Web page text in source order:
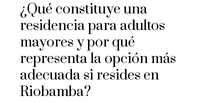
¿Qué constituye una
residencia para adultos
mayores y por qué
representa la opción más
adecuada si resides en
Riobamba?